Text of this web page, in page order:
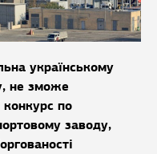
українському
не зможе
конкурс по
заводу,